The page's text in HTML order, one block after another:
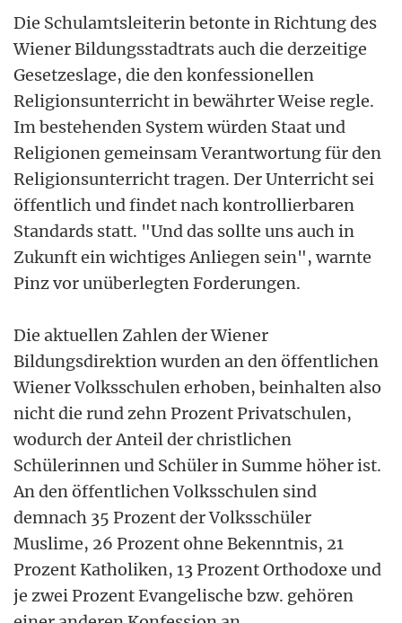
Die Schulamtsleiterin betonte in Richtung des
Wiener Bildungsstadtrats auch die derzeitige
Gesetzeslage, die den konfessionellen
Religionsunterricht in bewährter Weise regle.
Im bestehenden System würden Staat und
Religionen gemeinsam Verantwortung für den
Religionsunterricht tragen. Der Unterricht sei
öffentlich und findet nach kontrollierbaren
Standards statt. "Und das sollte uns auch in
Zukunft ein wichtiges Anliegen sein", warnte
Pinz vor unüberlegten Forderungen.
Die aktuellen Zahlen der Wiener
Bildungsdirektion wurden an den öffentlichen
Wiener Volksschulen erhoben, beinhalten also
nicht die rund zehn Prozent Privatschulen,
wodurch der Anteil der christlichen
Schülerinnen und Schüler in Summe höher ist.
An den öffentlichen Volksschulen sind
demnach 35 Prozent der Volksschüler
Muslime, 26 Prozent ohne Bekenntnis, 21
Prozent Katholiken, 13 Prozent Orthodoxe und
je zwei Prozent Evangelische bzw. gehören